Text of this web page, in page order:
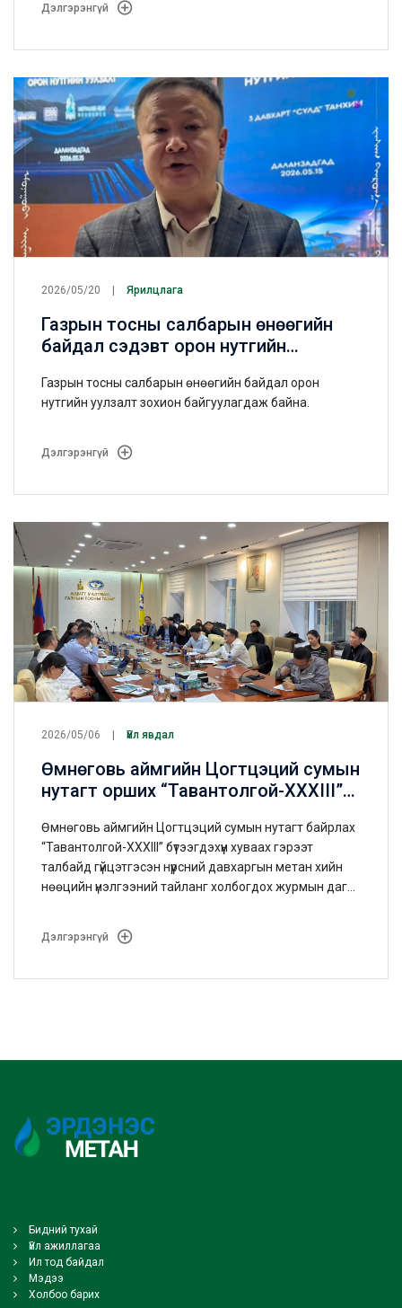
Дэлгэрэнгүй
2026/05/20 Ярилцлага
Газрын тосны салбарын өнөөгийн
байдал сэдэвт орон нутгийн
Газрын тосны салбарын өнөөгийн байдал орон
нутгийн уулзалт зохион байгуулагдаж байна.
Дэлгэрэнгүй
2026/05/06 Үйл явдал
Өмнөговь аймгийн Цогтцэций сумын
нутагт орших “Тавантолгой-ХХХIII”
давхаргын метан хийн (НДМХ)
нөөцийн үнэлгээний тайлан
батлагдлаа
Өмнөговь аймгийн Цогтцэций сумын нутагт байрлах
“Тавантолгой-ХХХIII” бүтээгдэхүүн хуваах гэрээт
талбайд гүйцэтгэсэн нүүрсний давхаргын метан хийн
нөөцийн үнэлгээний тайланг холбогдох журмын дагуу
хурлаар хэлэлцүүлэн батлууллаа.
Дэлгэрэнгүй
Бидний тухай
Үйл ажиллагаа
Ил тод байдал
Мэдээ
Холбоо барих